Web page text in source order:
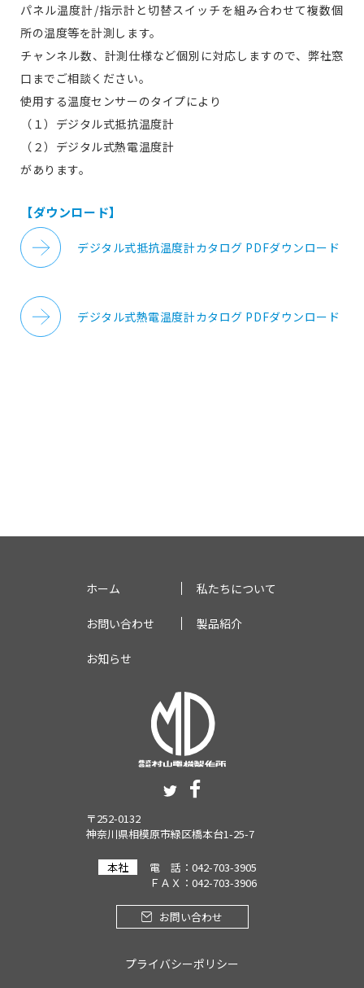
パネル温度計/指示計と切替スイッチを組み合わせて複数個
所の温度等を計測します。
チャンネル数、計測仕様など個別に対応しますので、弊社窓
口までご相談ください。
使用する温度センサーのタイプにより
（１）デジタル式抵抗温度計
（２）デジタル式熱電温度計
があります。
【ダウンロード】
デジタル式抵抗温度計カタログ PDFダウンロード
デジタル式熱電温度計カタログ PDFダウンロード
ホーム 私たちについて
お問い合わせ 製品紹介
お知らせ
〒252-0132
神奈川県相模原市緑区橋本台1-25-7
本社
電 話：042-703-3905
ＦＡＸ：042-703-3906
お問い合わせ
プライバシーポリシー